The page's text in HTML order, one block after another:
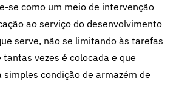
se como um meio de intervenção
ao serviço do desenvolvimento
serve, não se limitando às tarefas
vezes é colocada e que
simples condição de armazém de